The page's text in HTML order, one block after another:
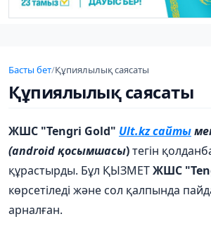
Басты бет/Құпиялылық саясаты
Құпиялылық саясаты
ЖШС "Tengri Gold" Ult.kzсайты
(androidқосымшасы)тегін
құрастырды. Бұл ҚЫЗМЕТЖШС
көрсетіледі және сол қалпында
арналған.